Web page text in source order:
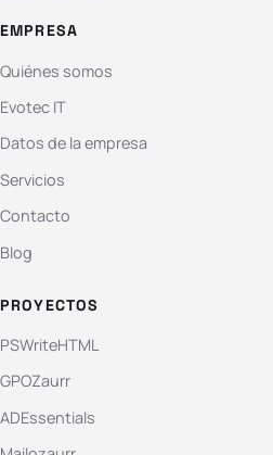
EMPRESA
Quiénes somos
Evotec IT
Datos de la empresa
Servicios
Contacto
Blog
PROYECTOS
PSWriteHTML
GPOZaurr
ADEssentials